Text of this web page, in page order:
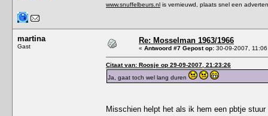
www.snuffelbeurs.nl is vernieuwd, plaats snel een
martina
Gast
Re: Mosselman 1963/1966
« Antwoord #7 Gepost op: 30-09-2007,
Citaat van: Roosje op 29-09-2007, 21:23:26
Ja, gaat toch wel lang duren
Misschien helpt het als ik hem een pbtje stuur